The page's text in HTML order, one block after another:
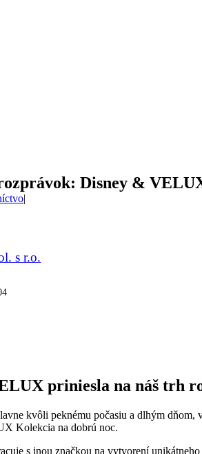
Disney &
|
s r.o.
priniesla na náš trh
kvôli peknému počasiu a dlhým dňom,
Kolekcia na dobrú noc.
s inou značkou na vytvorení